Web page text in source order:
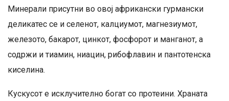
Минерали присутни во овој африкански гурмански
деликатес се и селенот, калциумот, магнезиумот,
железото, бакарот, цинкот, фосфорот и манганот, а
содржи и тиамин, ниацин, рибофлавин и пантотенска
киселина.
Кускусот е исклучително богат со протеини. Храната